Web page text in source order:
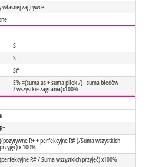
zagrywce
S
S=
S#
E% =(suma as + suma piłek /) - suma błedów
/ wszystkie zagrania)x100%
R
R=
((pozytywne R+ + perfekcyjne R# )/Suma wszystkich
przyjęć) x 100%
(perfekcyjne R# / Suma wszystkich przyjęć) x100%